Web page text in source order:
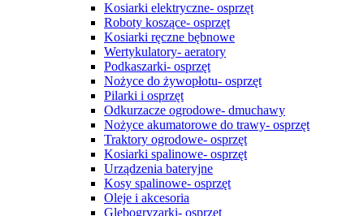
Kosiarki elektryczne- osprzęt
Roboty koszące- osprzęt
Kosiarki ręczne bębnowe
Wertykulatory- aeratory
Podkaszarki- osprzęt
Nożyce do żywopłotu- osprzęt
Pilarki i osprzęt
Odkurzacze ogrodowe- dmuchawy
Nożyce akumatorowe do trawy- osprzęt
Traktory ogrodowe- osprzęt
Kosiarki spalinowe- osprzęt
Urządzenia bateryjne
Kosy spalinowe- osprzęt
Oleje i akcesoria
Glebogryzarki- osprzęt